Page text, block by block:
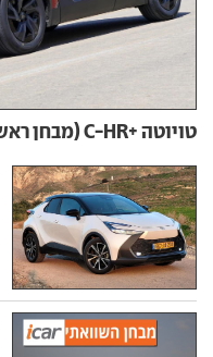
טויוטה +C-HR (מבחן ראשון) - התשובה לסינים הגיעה